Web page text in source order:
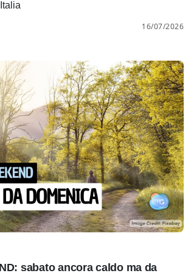
16/07/2026
sabato ancora caldo ma da